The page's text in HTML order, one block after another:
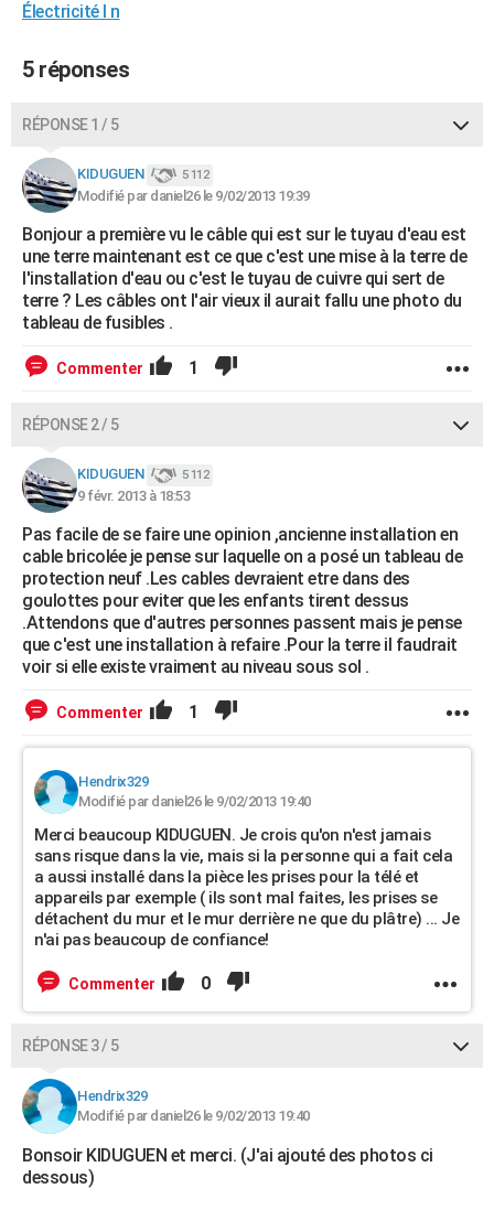
Électricité l n
5 réponses
RÉPONSE 1 / 5
KIDUGUEN 5 112
Modifié par daniel26 le 9/02/2013 19:39
Bonjour a première vu le câble qui est sur le tuyau d'eau est
une terre maintenant est ce que c'est une mise à la terre de
l'installation d'eau ou c'est le tuyau de cuivre qui sert de
terre ? Les câbles ont l'air vieux il aurait fallu une photo du
tableau de fusibles .
Commenter 1
RÉPONSE 2 / 5
KIDUGUEN 5 112
9 févr. 2013 à 18:53
Pas facile de se faire une opinion ,ancienne installation en
cable bricolée je pense sur laquelle on a posé un tableau de
protection neuf .Les cables devraient etre dans des
goulottes pour eviter que les enfants tirent dessus
.Attendons que d'autres personnes passent mais je pense
que c'est une installation à refaire .Pour la terre il faudrait
voir si elle existe vraiment au niveau sous sol .
Commenter 1
Hendrix329
Modifié par daniel26 le 9/02/2013 19:40
Merci beaucoup KIDUGUEN. Je crois qu'on n'est jamais
sans risque dans la vie, mais si la personne qui a fait cela
a aussi installé dans la pièce les prises pour la télé et
appareils par exemple ( ils sont mal faites, les prises se
détachent du mur et le mur derrière ne que du plâtre) ... Je
n'ai pas beaucoup de confiance!
Commenter 0
RÉPONSE 3 / 5
Hendrix329
Modifié par daniel26 le 9/02/2013 19:40
Bonsoir KIDUGUEN et merci. (J'ai ajouté des photos ci
dessous)